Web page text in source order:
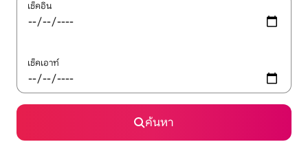
เช็คอิน
เช็คเอาท์
ค้นหา